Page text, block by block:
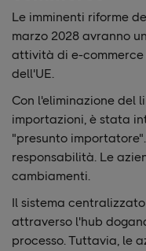
Le imminenti riforme
marzo 2028 avranno
attività di e-commerce
dell'UE.
Con l'eliminazione del
importazioni, è stata
"presunto
responsabilità. Le
cambiamenti.
Il sistema
attraverso l'hub
processo. Tuttavia, le